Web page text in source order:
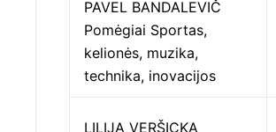
PAVEL BANDALEVIČ
Pomėgiai Sportas,
kelionės, muzika,
technika, inovacijos
LILIJA VERŠICKA